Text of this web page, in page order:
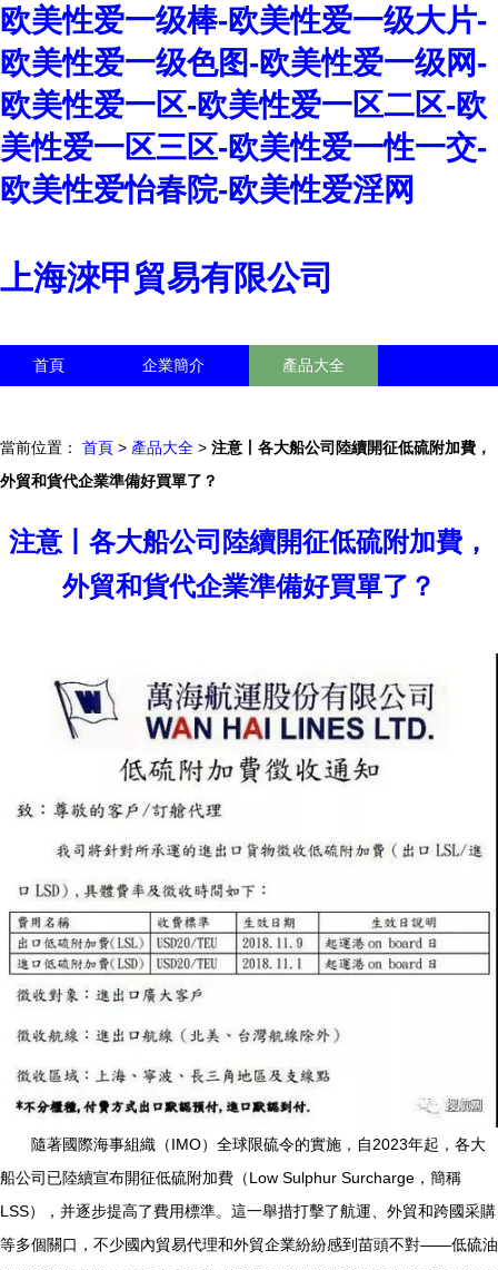
欧美性爱一级棒-欧美性爱一级大片-
欧美性爱一级色图-欧美性爱一级网-
欧美性爱一区-欧美性爱一区二区-欧
美性爱一区三区-欧美性爱一性一交-
欧美性爱怡春院-欧美性爱淫网
上海淶甲貿易有限公司
首頁 企業簡介 產品大全
當前位置： 首頁 > 產品大全 > 注意丨各大船公司陸續開征低硫附加費，
外貿和貨代企業準備好買單了？
注意丨各大船公司陸續開征低硫附加費，
外貿和貨代企業準備好買單了？
隨著國際海事組織（IMO）全球限硫令的實施，自2023年起，各大
船公司已陸續宣布開征低硫附加費（Low Sulphur Surcharge，簡稱
LSS），并逐步提高了費用標準。這一舉措打擊了航運、外貿和跨國采購
等多個關口，不少國內貿易代理和外貿企業紛紛感到苗頭不對——低硫油